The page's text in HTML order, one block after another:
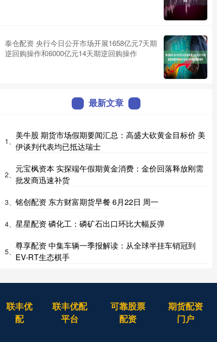
泰仓配资 央行今日公开市场开展1658亿元7天期
逆回购操作和6000亿元14天期逆回购操作
最新文章
1、
美牛股 期货市场假期要闻汇总：高盛大砍黄金目标价 美
伊谈判代表均已抵达瑞士
2、
元宝枫资本 实探端午假期黄金消费：金价回落释放刚需
批发商迅速补货
3、 铭创配资 东方财富期货早餐 6月22日 周一
4、 星星配资 磷化工：磷矿石出口环比大幅反弹
5、
尊享配资 中集车辆一季报解读：从全球半挂车销冠到
EV-RT生态棋手
联丰优
配
联丰优配
平台
可靠股票
配资
期货配资
门户